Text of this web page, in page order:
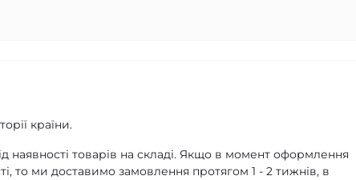
країни.
наявності товарів на складі. Якщо в момент оформлення
то ми доставимо замовлення протягом 1 - 2 тижнів, в